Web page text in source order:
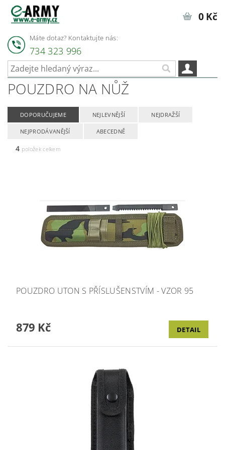
Máte dotaz? Kontaktujte nás:
734 323 996
0 Kč
POUZDRO NA NŮŽ
DOPORUČUJEME NEJLEVNĚJŠÍ NEJDRAŽŠÍ
NEJPRODÁVANĚJŠÍ ABECEDNĚ
4 položek celkem
POUZDRO UTON S PŘÍSLUŠENSTVÍM - VZOR 95
879 Kč DETAIL